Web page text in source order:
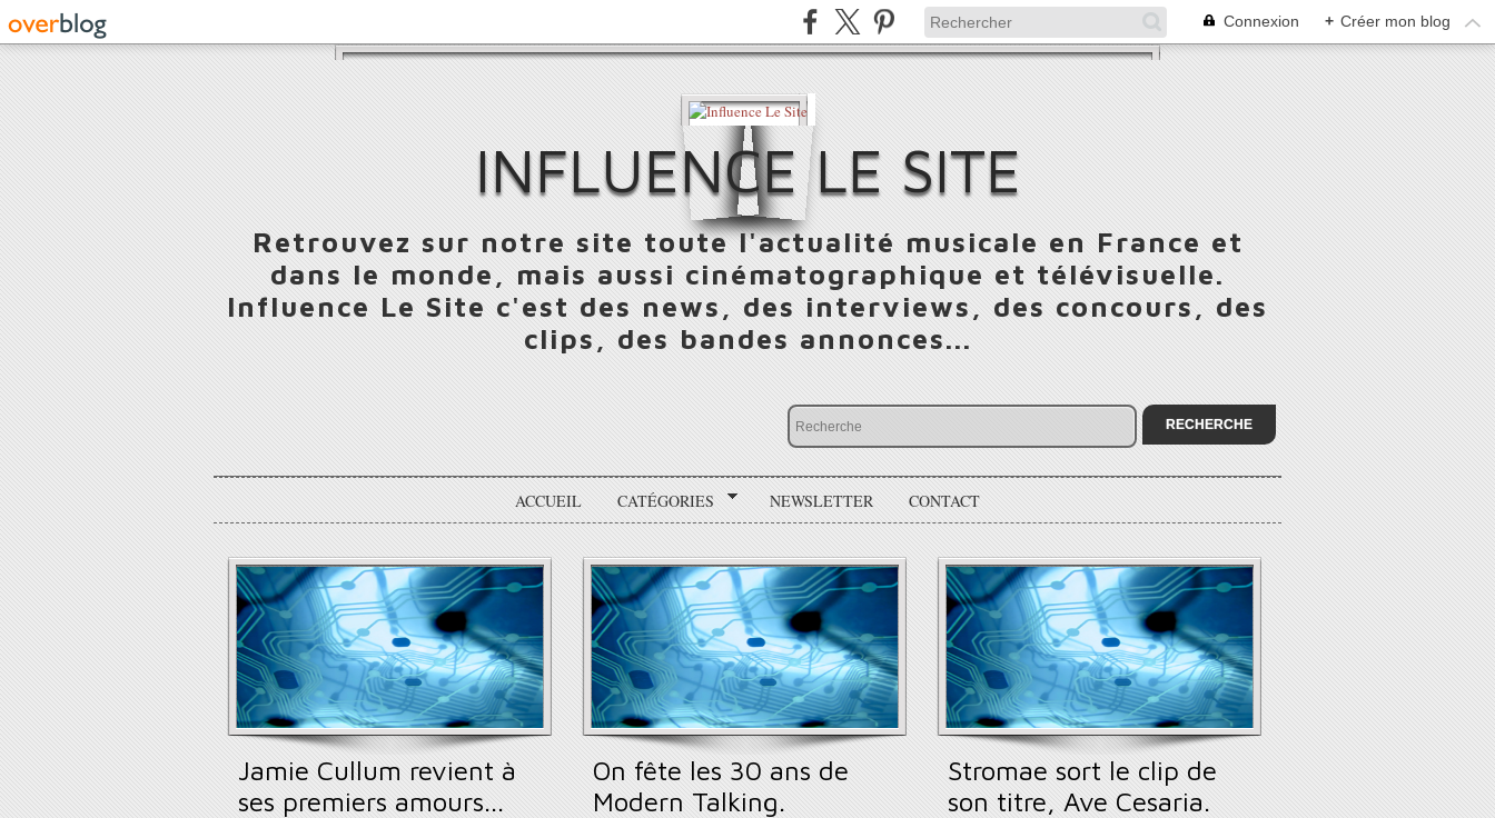
Connexion + Créer mon blog
INFLUENCE LE SITE
Retrouvez sur notre site toute l'actualité musicale en France et
dans le monde, mais aussi cinématographique et télévisuelle.
Influence Le Site c'est des news, des interviews, des concours, des
clips, des bandes annonces...
ACCUEIL CATÉGORIES NEWSLETTER CONTACT
Jamie Cullum revient à
ses premiers amours...
On fête les 30 ans de
Modern Talking.
Stromae sort le clip de
son titre, Ave Cesaria.